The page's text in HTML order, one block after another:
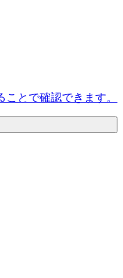
ことで確認できます。